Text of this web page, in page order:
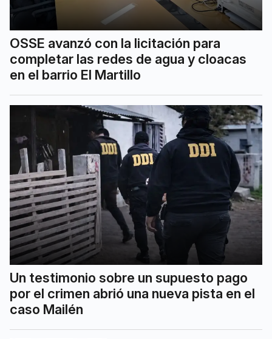
OSSE avanzó con la licitación para
completar las redes de agua y cloacas
en el barrio El Martillo
Un testimonio sobre un supuesto pago
por el crimen abrió una nueva pista en el
caso Mailén